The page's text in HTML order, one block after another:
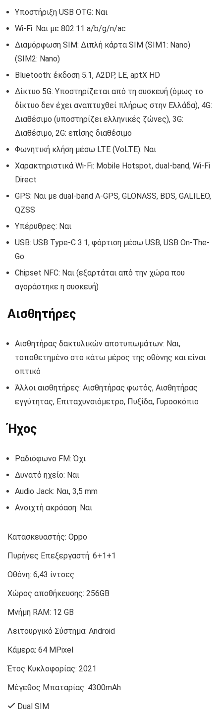
Υποστήριξη USB OTG: Ναι
Wi-Fi: Ναι με 802.11 a/b/g/n/ac
Διαμόρφωση SIM: Διπλή κάρτα SIM (SIM1: Nano)
(SIM2: Nano)
Bluetooth: έκδοση 5.1, A2DP, LE, aptX HD
Δίκτυο 5G: Υποστηρίζεται από τη συσκευή (όμως το
δίκτυο δεν έχει αναπτυχθεί πλήρως στην Ελλάδα), 4G:
Διαθέσιμο (υποστηρίζει ελληνικές ζώνες), 3G:
Διαθέσιμο, 2G: επίσης διαθέσιμο
Φωνητική κλήση μέσω LTE (VoLTE): Ναι
Χαρακτηριστικά Wi-Fi: Mobile Hotspot, dual-band, Wi-Fi
Direct
GPS: Ναι με dual-band A-GPS, GLONASS, BDS, GALILEO,
QZSS
Υπέρυθρες: Ναι
USB: USB Type-C 3.1, φόρτιση μέσω USB, USB On-The-
Go
Chipset NFC: Ναι (εξαρτάται από την χώρα που
αγοράστηκε η συσκευή)
Αισθητήρες
Αισθητήρας δακτυλικών αποτυπωμάτων: Ναι,
τοποθετημένο στο κάτω μέρος της οθόνης και είναι
οπτικό
Άλλοι αισθητήρες: Αισθητήρας φωτός, Αισθητήρας
εγγύτητας, Επιταχυνσιόμετρο, Πυξίδα, Γυροσκόπιο
Ήχος
Ραδιόφωνο FM: Όχι
Δυνατό ηχείο: Ναι
Audio Jack: Ναι, 3,5 mm
Ανοιχτή ακρόαση: Ναι
Κατασκευαστής: Oppo
Πυρήνες Επεξεργαστή: 6+1+1
Οθόνη: 6,43 ίντσες
Χώρος αποθήκευσης: 256GB
Μνήμη RAM: 12 GB
Λειτουργικό Σύστημα: Android
Κάμερα: 64 MPixel
Έτος Κυκλοφορίας: 2021
Μέγεθος Μπαταρίας: 4300mAh
Dual SIM